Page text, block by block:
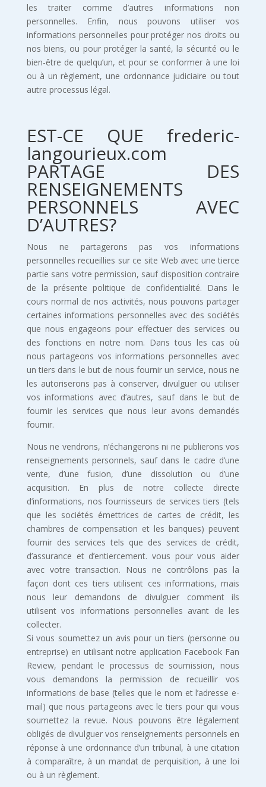
les traiter comme d’autres informations non
personnelles. Enfin, nous pouvons utiliser vos
informations personnelles pour protéger nos droits ou
nos biens, ou pour protéger la santé, la sécurité ou le
bien-être de quelqu’un, et pour se conformer à une loi
ou à un règlement, une ordonnance judiciaire ou tout
autre processus légal.
EST-CE QUE frederic-
langourieux.com
PARTAGE DES
RENSEIGNEMENTS
PERSONNELS AVEC
D’AUTRES?
Nous ne partagerons pas vos informations
personnelles recueillies sur ce site Web avec une tierce
partie sans votre permission, sauf disposition contraire
de la présente politique de confidentialité. Dans le
cours normal de nos activités, nous pouvons partager
certaines informations personnelles avec des sociétés
que nous engageons pour effectuer des services ou
des fonctions en notre nom. Dans tous les cas où
nous partageons vos informations personnelles avec
un tiers dans le but de nous fournir un service, nous ne
les autoriserons pas à conserver, divulguer ou utiliser
vos informations avec d’autres, sauf dans le but de
fournir les services que nous leur avons demandés
fournir.
Nous ne vendrons, n’échangerons ni ne publierons vos
renseignements personnels, sauf dans le cadre d’une
vente, d’une fusion, d’une dissolution ou d’une
acquisition. En plus de notre collecte directe
d’informations, nos fournisseurs de services tiers (tels
que les sociétés émettrices de cartes de crédit, les
chambres de compensation et les banques) peuvent
fournir des services tels que des services de crédit,
d’assurance et d’entiercement. vous pour vous aider
avec votre transaction. Nous ne contrôlons pas la
façon dont ces tiers utilisent ces informations, mais
nous leur demandons de divulguer comment ils
utilisent vos informations personnelles avant de les
collecter.
Si vous soumettez un avis pour un tiers (personne ou
entreprise) en utilisant notre application Facebook Fan
Review, pendant le processus de soumission, nous
vous demandons la permission de recueillir vos
informations de base (telles que le nom et l’adresse e-
mail) que nous partageons avec le tiers pour qui vous
soumettez la revue. Nous pouvons être légalement
obligés de divulguer vos renseignements personnels en
réponse à une ordonnance d’un tribunal, à une citation
à comparaître, à un mandat de perquisition, à une loi
ou à un règlement.